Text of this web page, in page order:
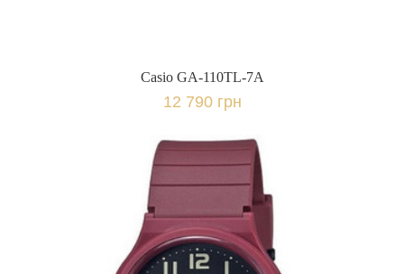
Casio GA-110TL-7A
12 790 грн